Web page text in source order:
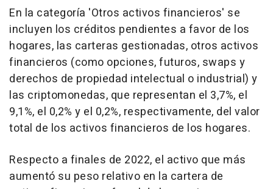
En la categoría 'Otros activos financieros' se
incluyen los créditos pendientes a favor de los
hogares, las carteras gestionadas, otros activos
financieros (como opciones, futuros, swaps y
derechos de propiedad intelectual o industrial) y
las criptomonedas, que representan el 3,7%, el
9,1%, el 0,2% y el 0,2%, respectivamente, del valor
total de los activos financieros de los hogares.
Respecto a finales de 2022, el activo que más
aumentó su peso relativo en la cartera de